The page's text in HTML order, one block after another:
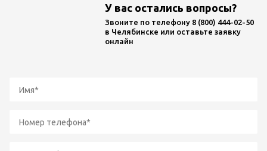
У вас остались вопросы?
Звоните по телефону 8 (800) 444-02-50
в Челябинске или оставьте заявку
онлайн